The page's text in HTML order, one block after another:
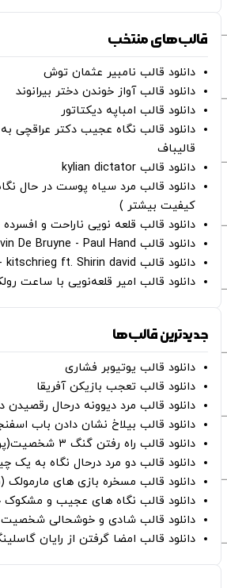
قالب‌های منتخب
دانلود قالب نامبیر عثمان ‌توش
دانلود قالب آواز خوندن دختر بیرانوند
دانلود قالب امباپه دیکتاتور
دانلود قالب نگاه عجیب دکتر عراقچی
قالیباف
دانلود قالب kylian dictator
کیفیت بیشتر )
دانلود قالب قلعه نویی ناراحت و
دانلود قالب Oh Kevin De Bruyne - Paul Hand
دانلود قالب Gut Genug - kitschrieg ft. Shirin david
دانلود قالب امیر قلعه‌نویی با ساعت
جدیدترین قالب‌ها
دانلود قالب یوتیوبر فشاری
دانلود قالب تعجب بازیکن آفریقا
دانلود قالب مرد دیوونه درحال رقصیدن
دانلود قالب بیلاخ نشان دادن باب
دانلود قالب راه رفتن گنگ ۳ شخصیت(پرده سبز)
دانلود قالب دو مرد درحال نگاه به یک
دانلود قالب مسخره بازی های مارمولک
دانلود قالب نگاه های عجیب و مشکوک
دانلود قالب شادی و خوشحالی شخصیت
دانلود قالب امضا گرفتن از رایان